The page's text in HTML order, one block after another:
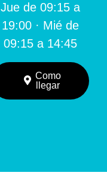
Jue de 09:15 a
19:00 · Mié de
09:15 a 14:45
Como
llegar